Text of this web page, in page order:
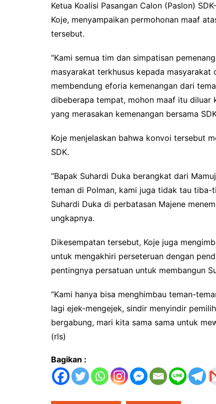
Ketua Koalisi Pasangan Calon (Paslon)
Koje, menyampaikan permohonan maaf
tersebut.
“Kami semua tim dan simpatisan
masyarakat terkhusus kepada
membendung eforia kemenangan dari
dibeberapa tempat, mohon maaf itu diluar
yang merasakan kemenangan bersama
Koje menjelaskan bahwa konvoi tersebut
SDK.
“Bapak Suhardi Duka berangkat dari
teman di Polman, kami juga tidak tau
Suhardi Duka di perbatasan Majene
ungkapnya.
Dikesempatan tersebut, Koje juga
untuk mengakhiri perseteruan dengan
pentingnya persatuan untuk membangun
“Kami hanya bisa menghimbau teman-
lagi ejek-mengejek, sindir menyindir
bergabung, mari kita sama sama untuk
(rls)
Bagikan :